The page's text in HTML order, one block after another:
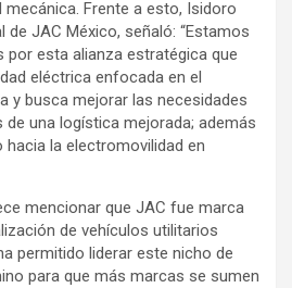
mecánica. Frente a esto, Isidoro
de JAC México, señaló: “Estamos
esta alianza estratégica que
eléctrica enfocada en el
y busca mejorar las necesidades
una logística mejorada; además
la electromovilidad en
mencionar que JAC fue marca
de vehículos utilitarios
permitido liderar este nicho de
para que más marcas se sumen